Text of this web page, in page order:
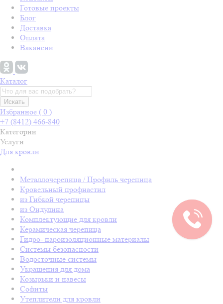
Готовые проекты
Блог
Доставка
Оплата
Вакансии
Каталог
Искать
Избранное ( 0 )
+7 (8412) 466-840
Категории
Услуги
Для кровли
Металлочерепица / Профиль черепица
Кровельный профнастил
из Гибкой черепицы
из Ондулина
Комплектующие для кровли
Керамическая черепица
Гидро- пароизоляционные материалы
Системы безопасности
Водосточные системы
Украшения для дома
Козырьки и навесы
Софиты
Утеплители для кровли